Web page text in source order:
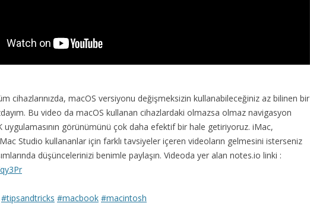
cihazlarınızda, macOS versiyonu değişmeksizin kullanabileceğiniz az bilinen bir
Bu video da macOS kullanan cihazlardaki olmazsa olmaz navigasyon
uygulamasının görünümünü çok daha efektif bir hale getiriyoruz. iMac,
Studio kullananlar için farklı tavsiyeler içeren videoların gelmesini isterseniz
düşüncelerinizi benimle paylaşın. Videoda yer alan notes.io linki :
#tipsandtricks #macbook #macintosh